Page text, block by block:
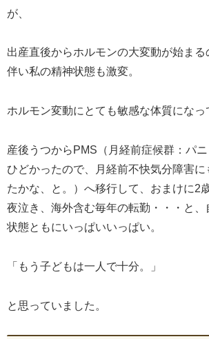
が、
出産直後からホルモンの大変動が始まる
伴い私の精神状態も激変。
ホルモン変動にとても敏感な体質になっ
産後うつからPMS（月経前症候群：パ
ひどかったので、月経前不快気分障害
たかな、と。）へ移行して、おまけに2
夜泣き、海外含む毎年の転勤・・・と、
状態ともにいっぱいいっぱい。
「もう子どもは一人で十分。」
と思っていました。